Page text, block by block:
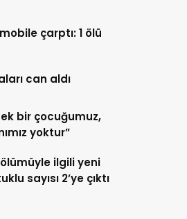
çarptı: 1 ölü
can aldı
bir çocuğumuz,
yoktur”
ölümüyle ilgili yeni
sayısı 2’ye çıktı